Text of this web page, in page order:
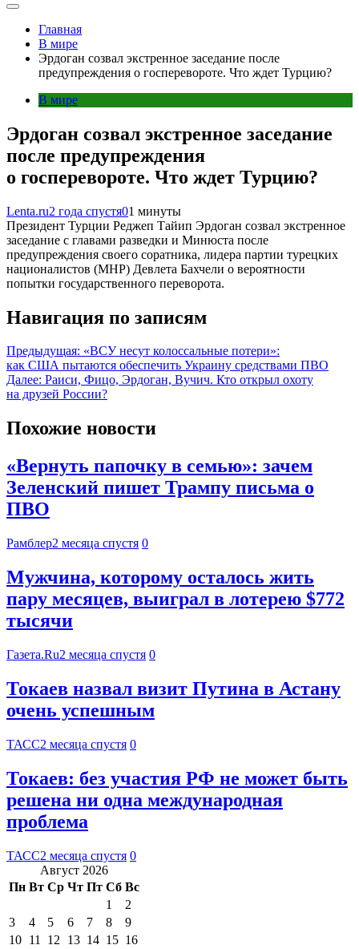
Главная
В мире
Эрдоган созвал экстренное заседание после
предупреждения о госперевороте. Что ждет Турцию?
В мире
Эрдоган созвал экстренное заседание
после предупреждения
о госперевороте. Что ждет Турцию?
Lenta.ru2 года спустя01 минуты
Президент Турции Реджеп Тайип Эрдоган созвал экстренное
заседание с главами разведки и Минюста после
предупреждения своего соратника, лидера партии турецких
националистов (МНР) Девлета Бахчели о вероятности
попытки государственного переворота.
Навигация по записям
Предыдущая: «ВСУ несут колоссальные потери»:
как США пытаются обеспечить Украину средствами ПВО
Далее: Раиси, Фицо, Эрдоган, Вучич. Кто открыл охоту
на друзей России?
Похожие новости
«Вернуть папочку в семью»: зачем
Зеленский пишет Трампу письма о
ПВО
Рамблер2 месяца спустя 0
Мужчина, которому осталось жить
пару месяцев, выиграл в лотерею $772
тысячи
Газета.Ru2 месяца спустя 0
Токаев назвал визит Путина в Астану
очень успешным
ТАСС2 месяца спустя 0
Токаев: без участия РФ не может быть
решена ни одна международная
проблема
ТАСС2 месяца спустя 0
Август 2026
Пн Вт Ср Чт Пт Сб Вс
1
2
3
4 5 6 7 8
9
10 11 12 13 14 15 16